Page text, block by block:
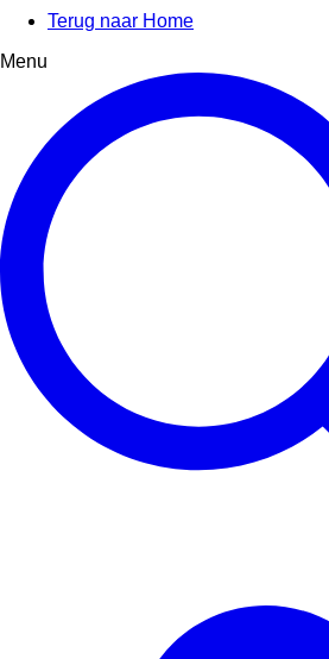
Terug naar Home
Menu